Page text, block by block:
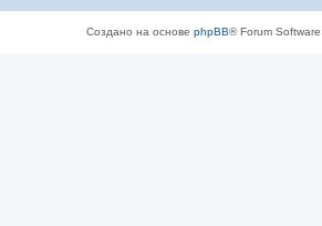
Создано на основе phpBB® Forum